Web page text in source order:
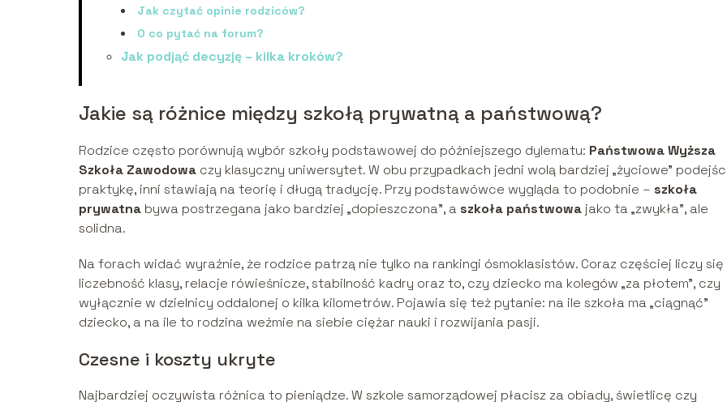
Jak czytać opinie rodziców?
O co pytać na forum?
Jak podjąć decyzję – kilka kroków?
Jakie są różnice między szkołą prywatną a państwową?
Rodzice często porównują wybór szkoły podstawowej do późniejszego dylematu: Państwowa Wyższa
Szkoła Zawodowa czy klasyczny uniwersytet. W obu przypadkach jedni wolą bardziej „życiowe”
praktykę, inni stawiają na teorię i długą tradycję. Przy podstawówce wygląda to podobnie – szkoła
prywatna bywa postrzegana jako bardziej „dopieszczona”, a szkoła państwowa jako ta „zwykła”, ale
solidna.
Na forach widać wyraźnie, że rodzice patrzą nie tylko na rankingi ósmoklasistów. Coraz częściej liczy się
liczebność klasy, relacje rówieśnicze, stabilność kadry oraz to, czy dziecko ma kolegów „za płotem”, czy
wyłącznie w dzielnicy oddalonej o kilka kilometrów. Pojawia się też pytanie: na ile szkoła ma „ciągnąć”
dziecko, a na ile to rodzina weźmie na siebie ciężar nauki i rozwijania pasji.
Czesne i koszty ukryte
Najbardziej oczywista różnica to pieniądze. W szkole samorządowej płacisz za obiady, świetlicę czy